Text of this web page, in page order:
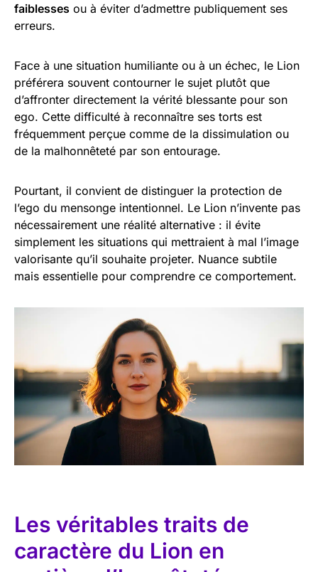
faiblesses ou à éviter d’admettre publiquement ses
erreurs.
Face à une situation humiliante ou à un échec, le Lion
préférera souvent contourner le sujet plutôt que
d’affronter directement la vérité blessante pour son
ego. Cette difficulté à reconnaître ses torts est
fréquemment perçue comme de la dissimulation ou
de la malhonnêteté par son entourage.
Pourtant, il convient de distinguer la protection de
l’ego du mensonge intentionnel. Le Lion n’invente pas
nécessairement une réalité alternative : il évite
simplement les situations qui mettraient à mal l’image
valorisante qu’il souhaite projeter. Nuance subtile
mais essentielle pour comprendre ce comportement.
Les véritables traits de
caractère du Lion en